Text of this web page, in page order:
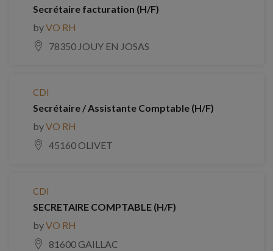
Secrétaire facturation (H/F)
byVO RH
78350 JOUY EN JOSAS
CDI
Secrétaire / Assistante Comptable (H/F)
byVO RH
45160 OLIVET
CDI
SECRETAIRE COMPTABLE (H/F)
byVO RH
81600 GAILLAC